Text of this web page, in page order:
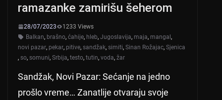
ramazanke zamirišu šeherom
28/07/2023
1233 Views
Balkan, brašno, ćahije, hleb, Jugoslavija, maja, mangal,
novi pazar, pekar, pitive, sandžak, simiti, Sinan Rožajac, Sjenica
, so, somuni, Srbija, testo, tutin, voda, žar
Sandžak, Novi Pazar: Sećanje na jedno
prošlo vreme… Zanatlije otvaraju svoje